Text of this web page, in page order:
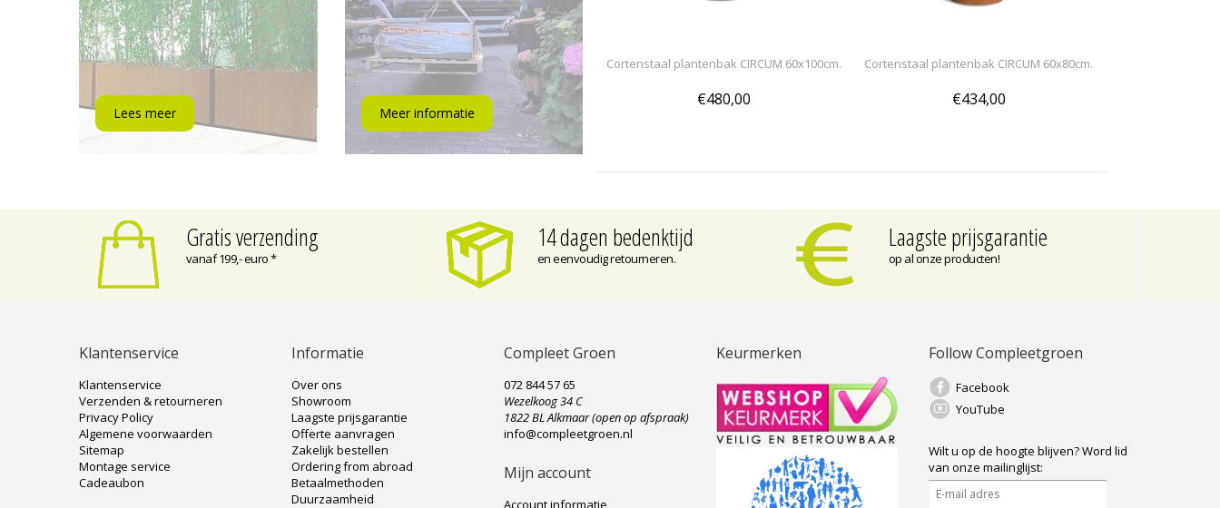
Lees meer Meer informatie
Cortenstaal plantenbak CIRCUM 60x100cm.
€480,00
Cortenstaal plantenbak CIRCUM 60x80cm.
€434,00
Gratis verzending
vanaf 199,- euro *
14 dagen bedenktijd
en eenvoudig retourneren.
Laagste prijsgarantie
op al onze producten!
Klantenservice
Klantenservice
Verzenden & retourneren
Privacy Policy
Algemene voorwaarden
Sitemap
Montage service
Cadeaubon
Informatie
Over ons
Showroom
Laagste prijsgarantie
Offerte aanvragen
Zakelijk bestellen
Ordering from abroad
Betaalmethoden
Duurzaamheid
Compleet Groen
072 844 57 65
Wezelkoog 34 C
1822 BL Alkmaar (open op afspraak)
info@compleetgroen.nl
Mijn account
Account informatie
Keurmerken Follow Compleetgroen
Facebook
YouTube
Wilt u op de hoogte blijven?Word lid
van onze mailinglijst: